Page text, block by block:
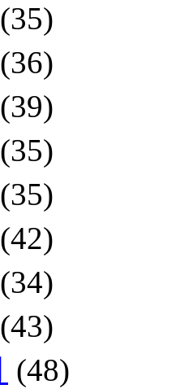
(35)
(36)
(39)
(35)
(35)
(42)
(34)
(43)
(48)